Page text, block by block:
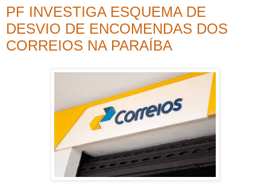
PF INVESTIGA ESQUEMA DE
DESVIO DE ENCOMENDAS DOS
CORREIOS NA PARAÍBA